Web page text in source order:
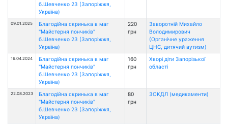
б.Шевченко 23 (Запоріжжя,
Україна)
09.01.2025
Благодійна скринька в маг
"Майстерня пончиків"
б.Шевченко 23 (Запоріжжя,
Україна)
220
грн
Заворотній Михайло
Володимирович
(Органічне ураження
ЦНС, дитячий аутизм)
16.04.2024
Благодійна скринька в маг
"Майстерня пончиків"
б.Шевченко 23 (Запоріжжя,
Україна)
160
грн
Хворі діти Запорізької
області
22.08.2023
Благодійна скринька в маг
"Майстерня пончиків"
б.Шевченко 23 (Запоріжжя,
Україна)
80
грн
ЗОКДЛ (медикаменти)